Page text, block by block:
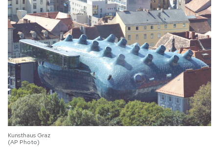
Kunsthaus Graz
(AP Photo)